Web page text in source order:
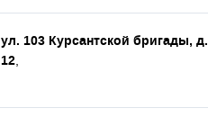
ул. 103 Курсантской бригады, д.
12,